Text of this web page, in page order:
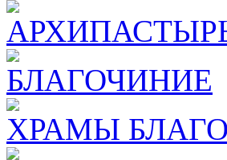
БЛАГОЧИНИЕ
ХРАМЫ